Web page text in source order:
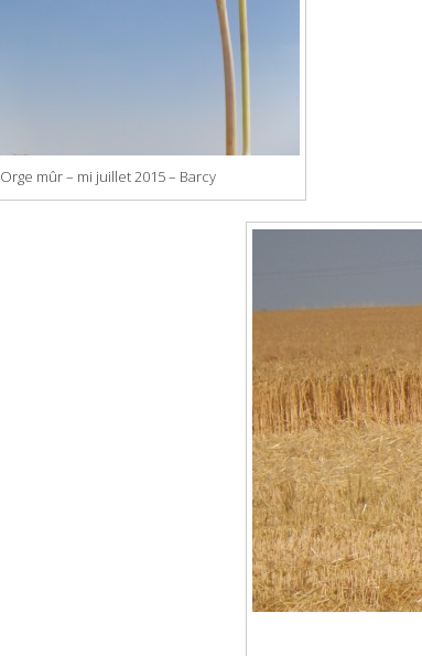
Orge mûr – mi juillet 2015 – Barcy